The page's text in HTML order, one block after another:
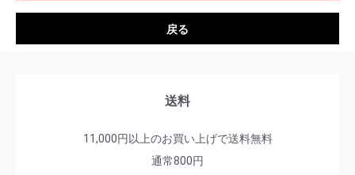
戻る
送料
11,000円以上のお買い上げで送料無料
通常800円